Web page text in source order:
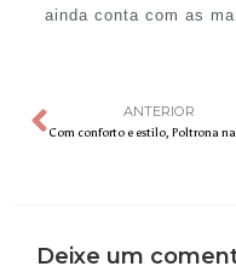
ainda conta com as
ANTERIOR
Deixe um